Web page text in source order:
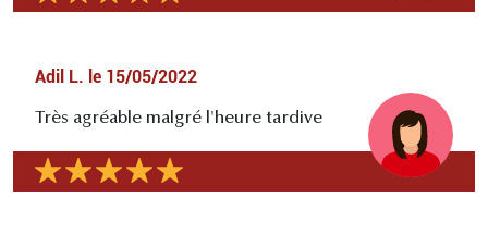
Adil L. le 15/05/2022
Très agréable malgré l'heure tardive